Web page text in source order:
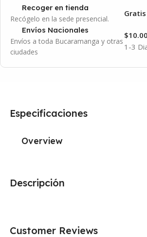
Recoger en tienda
Recógelo en la sede presencial.
Gratis
Envíos Nacionales
Envíos a toda Bucaramanga y otras
ciudades
1-3
Descripción
Especificaciones
Overview
Customer Reviews